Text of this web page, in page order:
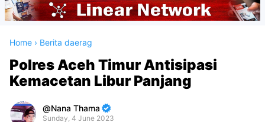
Home › Berita daerag
Polres Aceh Timur Antisipasi
Kemacetan Libur Panjang
Nana Thama
Sunday, 4 June 2023